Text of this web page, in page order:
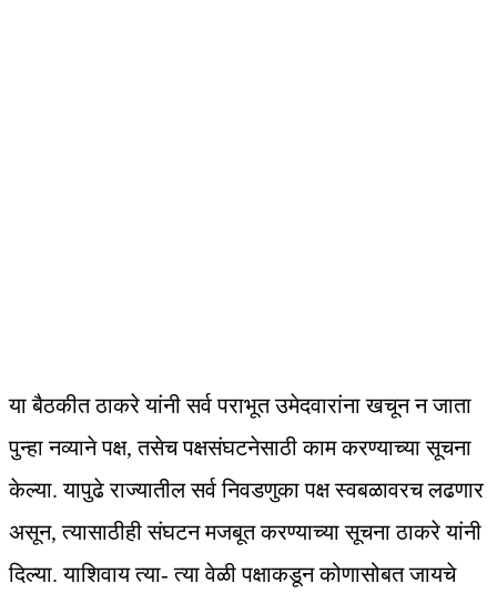
या बैठकीत ठाकरे यांनी सर्व पराभूत उमेदवारांना खचून न जाता
पुन्हा नव्याने पक्ष, तसेच पक्षसंघटनेसाठी काम करण्याच्या सूचना
केल्या. यापुढे राज्यातील सर्व निवडणुका पक्ष स्वबळावरच लढणार
असून, त्यासाठीही संघटन मजबूत करण्याच्या सूचना ठाकरे यांनी
दिल्या. याशिवाय त्या- त्या वेळी पक्षाकडून कोणासोबत जायचे